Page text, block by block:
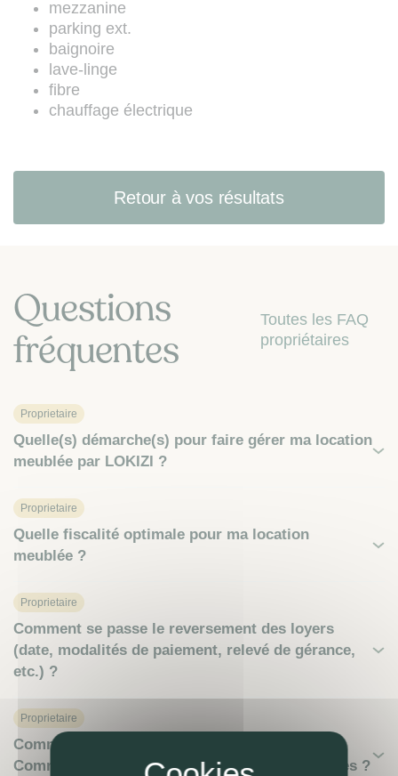
:www.bloctel.gouv.fr
mezzanine
parking ext.
baignoire
lave-linge
fibre
chauffage électrique
Retour à vos résultats
Questions
fréquentes
Toutes les FAQ
propriétaires
Proprietaire
Quelle(s) démarche(s) pour faire gérer ma location
meublée par LOKIZI ?
Proprietaire
Quelle fiscalité optimale pour ma location
meublée ?
Proprietaire
Comment se passe le reversement des loyers
(date, modalités de paiement, relevé de gérance,
etc.) ?
Proprietaire
Comment LOKIZI évite la vacance locative ?
Comment sont gérées les rotations de locataires ?